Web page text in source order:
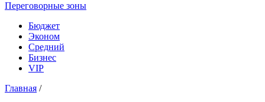
Переговорные зоны
Бюджет
Эконом
Средний
Бизнес
VIP
Главная /